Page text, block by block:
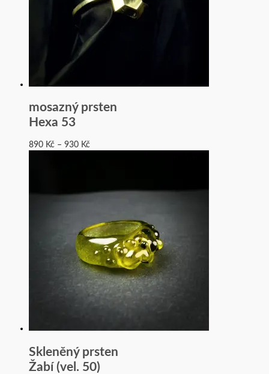
mosazný prsten
Hexa 53
890 Kč – 930 Kč
Skleněný prsten
Žabí (vel. 50)